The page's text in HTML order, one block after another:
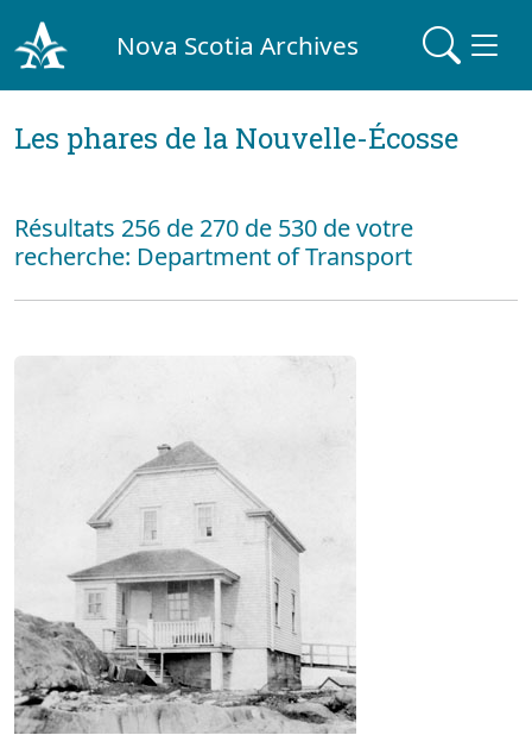
Nova Scotia Archives
Les phares de la Nouvelle-Écosse
Résultats 256 de 270 de 530 de votre
recherche: Department of Transport